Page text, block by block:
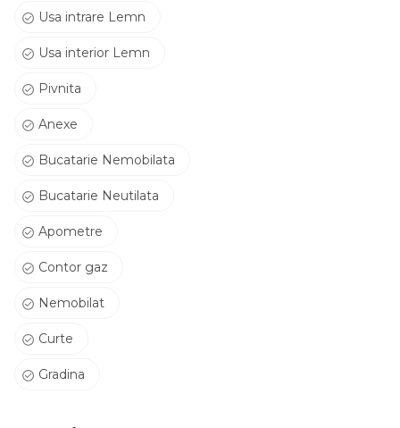
Usa intrare Lemn
Usa interior Lemn
Pivnita
Anexe
Bucatarie Nemobilata
Bucatarie Neutilata
Apometre
Contor gaz
Nemobilat
Curte
Gradina